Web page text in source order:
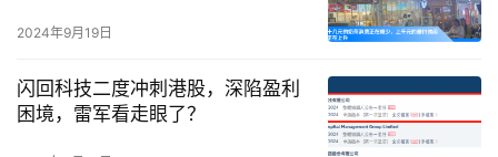
从产品层面来说，特百惠是化学科技运用到日用物品的代表案例，
在特百惠诞生的年代，家庭有着食物保鲜难的痛点，特别是在冰箱
2024年9月19日
闪回科技二度冲刺港股，深陷盈利
困境，雷军看走眼了？